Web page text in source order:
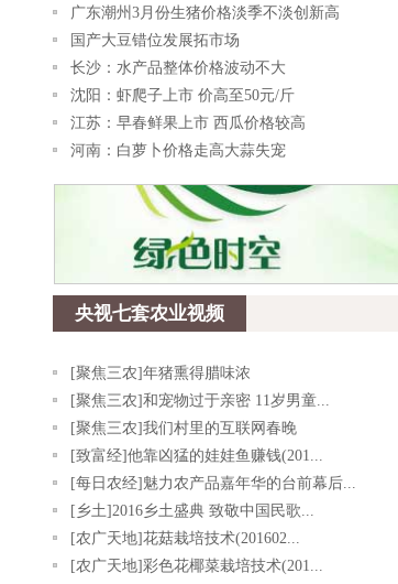
广东潮州3月份生猪价格淡季不淡创新高
国产大豆错位发展拓市场
长沙：水产品整体价格波动不大
沈阳：虾爬子上市 价高至50元/斤
江苏：早春鲜果上市 西瓜价格较高
河南：白萝卜价格走高大蒜失宠
央视七套农业视频
[聚焦三农]年猪熏得腊味浓
[聚焦三农]和宠物过于亲密 11岁男童...
[聚焦三农]我们村里的互联网春晚
[致富经]他靠凶猛的娃娃鱼赚钱(201...
[每日农经]魅力农产品嘉年华的台前幕后...
[乡土]2016乡土盛典 致敬中国民歌...
[农广天地]花菇栽培技术(201602...
[农广天地]彩色花椰菜栽培技术(201...